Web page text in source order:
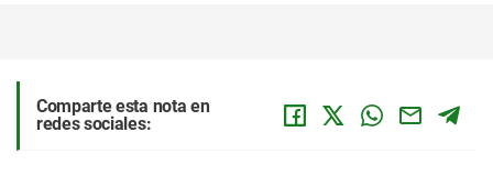
Comparte esta nota en
redes sociales: